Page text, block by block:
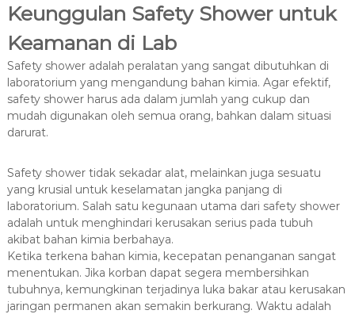
Keunggulan Safety Shower untuk
Keamanan di Lab
Safety shower adalah peralatan yang sangat dibutuhkan di
laboratorium yang mengandung bahan kimia. Agar efektif,
safety shower harus ada dalam jumlah yang cukup dan
mudah digunakan oleh semua orang, bahkan dalam situasi
darurat.
Safety shower tidak sekadar alat, melainkan juga sesuatu
yang krusial untuk keselamatan jangka panjang di
laboratorium. Salah satu kegunaan utama dari safety shower
adalah untuk menghindari kerusakan serius pada tubuh
akibat bahan kimia berbahaya.
Ketika terkena bahan kimia, kecepatan penanganan sangat
menentukan. Jika korban dapat segera membersihkan
tubuhnya, kemungkinan terjadinya luka bakar atau kerusakan
jaringan permanen akan semakin berkurang. Waktu adalah